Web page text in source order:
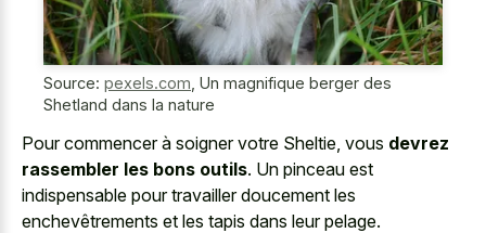
Source: pexels.com, Un magnifique berger des
Shetland dans la nature
Pour commencer à soigner votre Sheltie, vous devrez
rassembler les bons outils. Un pinceau est
indispensable pour travailler doucement les
enchevêtrements et les tapis dans leur pelage.